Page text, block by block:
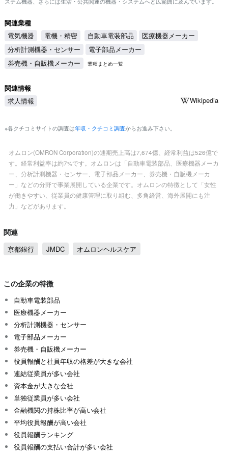
関連業種
電気機器
電機・精密 自動車電装部品
医療機器メーカー
分析計測機器・センサー
電子部品メーカー
券売機・自販機メーカー
業種まとめ一覧
関連情報
求人情報
Wikipedia
※各クチコミサイトの調査は年収・クチコミ調査からお進み下さい。
オムロン(OMRON Corporation)の通期売上高は7,674億、経常利益は526億で
す。経常利益率は約7%です。オムロンは「自動車電装部品、医療機器メーカ
ー、分析計測機器・センサー、電子部品メーカー、券売機・自販機メーカ
ー」などの分野で事業展開している企業です。オムロンの特徴として「女性
が働きやすい、従業員の健康管理に取り組む、多角経営、海外展開にも注
力」などがあります。
関連
京都銀行 JMDC オムロンヘルスケア
この企業の特徴
自動車電装部品
医療機器メーカー
分析計測機器・センサー
電子部品メーカー
券売機・自販機メーカー
役員報酬と社員年収の格差が大きな会社
連結従業員が多い会社
資本金が大きな会社
単独従業員が多い会社
金融機関の持株比率が高い会社
平均役員報酬が高い会社
役員報酬ランキング
役員報酬の支払い合計が多い会社